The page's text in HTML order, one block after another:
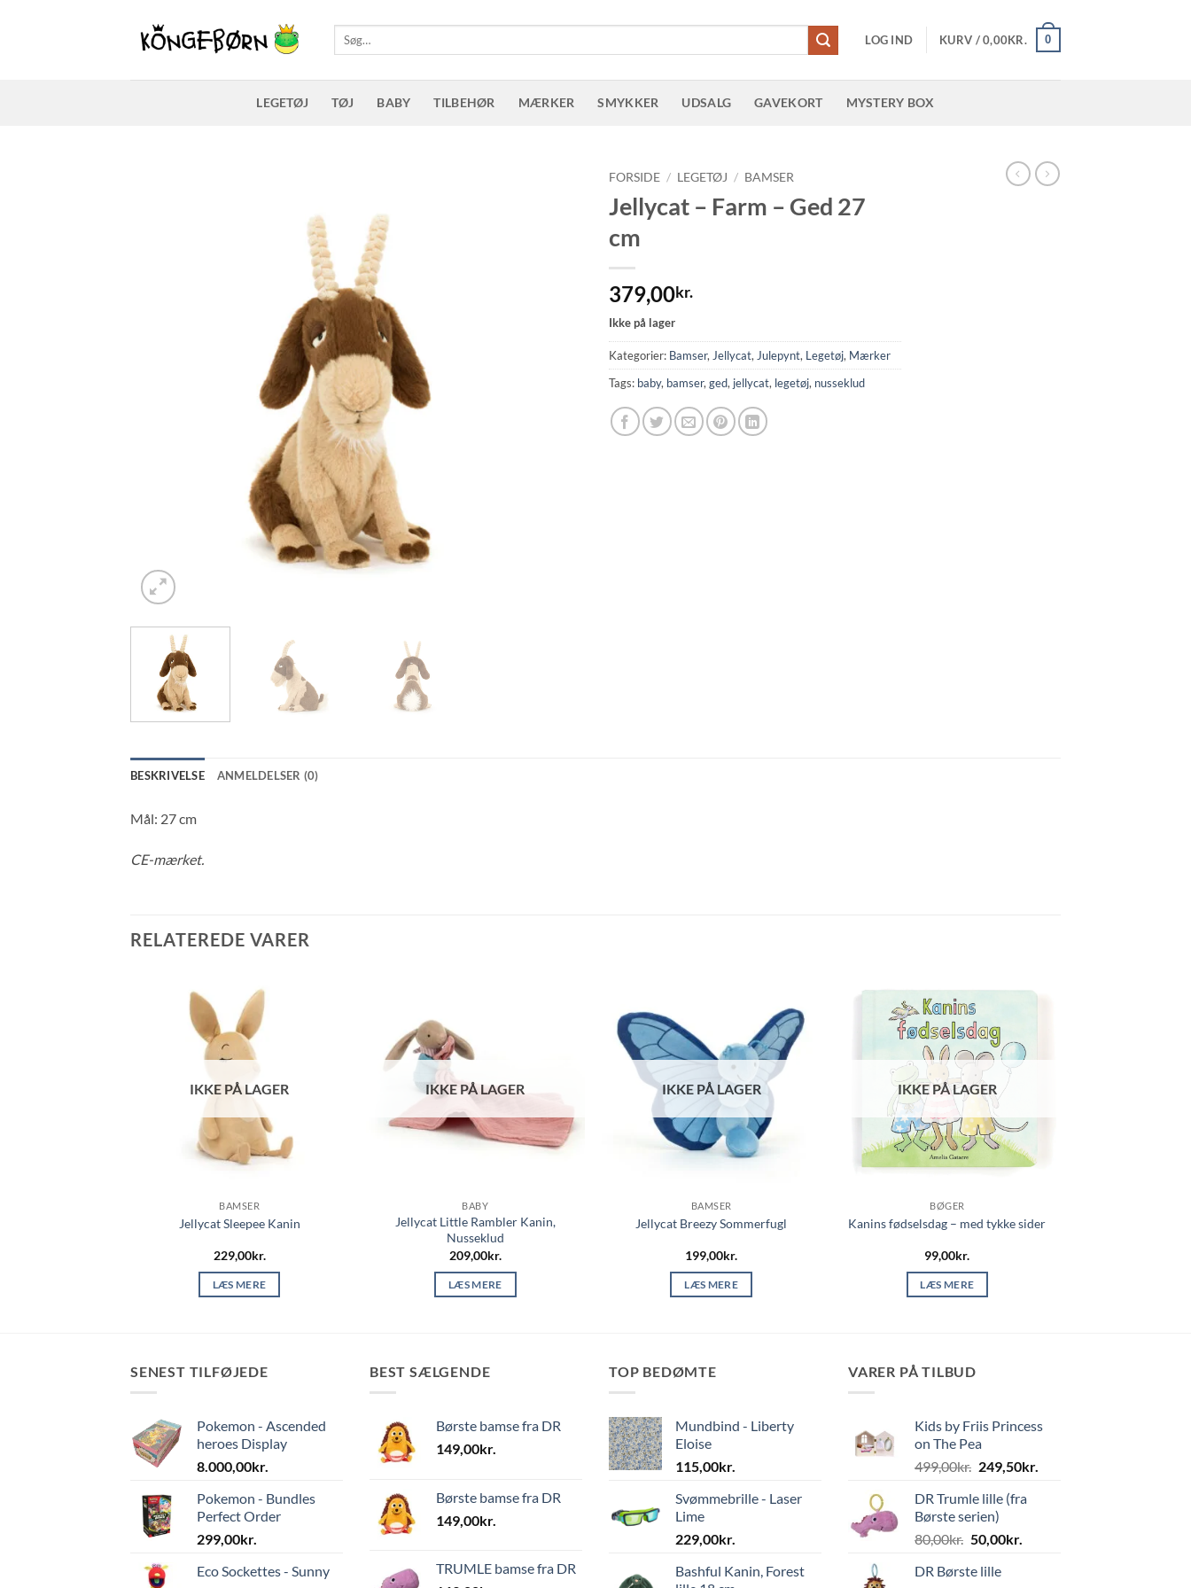
Søg
efter:
LOG IND KURV /0,00KR. 0
LEGETØJ TØJ BABY TILBEHØR MÆRKER SMYKKER UDSALG GAVEKORT MYSTERY BOX
FORSIDE / LEGETØJ / BAMSER
Jellycat – Farm – Ged 27
cm
379,00kr.
Ikke på lager
Kategorier: Bamser, Jellycat, Julepynt, Legetøj, Mærker
Tags: baby, bamser, ged, jellycat, legetøj, nusseklud
BESKRIVELSE ANMELDELSER (0)
Mål: 27 cm
CE-mærket.
RELATEREDE VARER
IKKE PÅ LAGER
BAMSER
Jellycat Sleepee Kanin
229,00kr.
LÆS MERE
IKKE PÅ LAGER
BABY
Jellycat Little Rambler Kanin,
Nusseklud
209,00kr.
LÆS MERE
IKKE PÅ LAGER
BAMSER
Jellycat Breezy Sommerfugl
199,00kr.
LÆS MERE
IKKE PÅ LAGER
BØGER
Kanins fødselsdag – med tykke sider
99,00kr.
LÆS MERE
SENEST TILFØJEDE
Pokemon - Ascended
heroes Display
8.000,00kr.
Pokemon - Bundles
Perfect Order
299,00kr.
Eco Sockettes - Sunny
BEST SÆLGENDE
Børste bamse fra DR
149,00kr.
Børste bamse fra DR
149,00kr.
TRUMLE bamse fra DR
TOP BEDØMTE
Mundbind - Liberty
Eloise
115,00kr.
Svømmebrille - Laser
Lime
229,00kr.
Bashful Kanin, Forest
VARER PÅ TILBUD
Kids by Friis Princess
on The Pea
499,00kr. Den
pris
var:
499,00kr..
249,50kr.
DR Trumle lille (fra
Børste serien)
80,00kr. Den
pris
50,00kr.
DR Børste lille